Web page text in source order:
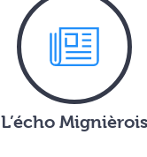
L’écho Mignièrois